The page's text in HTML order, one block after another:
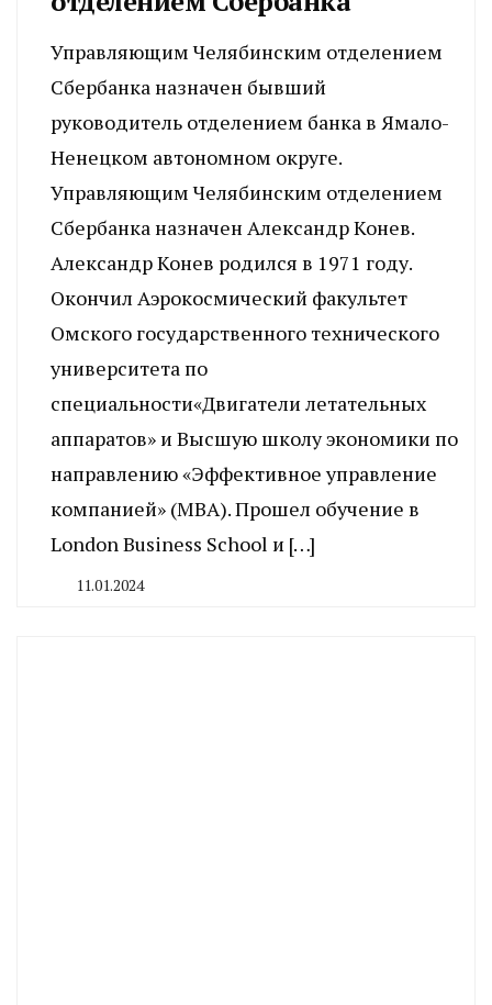
Управляющим Челябинским отделением
Сбербанка назначен бывший
руководитель отделением банка в Ямало-
Ненецком автономном округе.
Управляющим Челябинским отделением
Сбербанка назначен Александр Конев.
Александр Конев родился в 1971 году.
Окончил Аэрокосмический факультет
Омского государственного технического
университета по
специальности«Двигатели летательных
аппаратов» и Высшую школу экономики по
направлению «Эффективное управление
компанией» (MBA). Прошел обучение в
London Business School и […]
11.01.2024